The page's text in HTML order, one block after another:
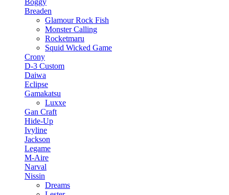
Boggy
Breaden
Glamour Rock Fish
Monster Calling
Rocketmaru
Squid Wicked Game
Crony
D-3 Custom
Daiwa
Eclipse
Gamakatsu
Luxxe
Gan Craft
Hide-Up
Ivyline
Jackson
Legame
M-Aire
Narval
Nissin
Dreams